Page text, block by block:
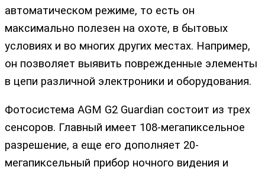
автоматическом режиме, то есть он
максимально полезен на охоте, в бытовых
условиях и во многих других местах. Например,
он позволяет выявить поврежденные элементы
в цепи различной электроники и оборудования.
Фотосистема AGM G2 Guardian состоит из трех
сенсоров. Главный имеет 108-мегапиксельное
разрешение, а еще его дополняет 20-
мегапиксельный прибор ночного видения и